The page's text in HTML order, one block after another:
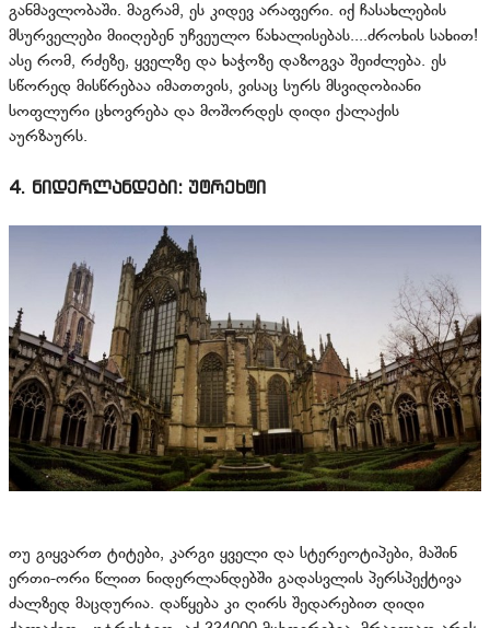
განმავლობაში. მაგრამ, ეს კიდევ არაფერი. იქ ჩასახლების
მსურველები მიიღებენ უჩვეულო წახალისებას....ძროხის სახით!
ასე რომ, რძეზე, ყველზე და ხაჭოზე დაზოგვა შეიძლება. ეს
სწორედ მისწრებაა იმათთვის, ვისაც სურს მსვიდობიანი
სოფლური ცხოვრება და მოშორდეს დიდი ქალაქის
აურზაურს.
4. ნიდერლანდები: უტრეხტი
თუ გიყვართ ტიტები, კარგი ყველი და სტერეოტიპები, მაშინ
ერთი-ორი წლით ნიდერლანდებში გადასვლის პერსპექტივა
ძალზედ მაცდურია. დაწყება კი ღირს შედარებით დიდი